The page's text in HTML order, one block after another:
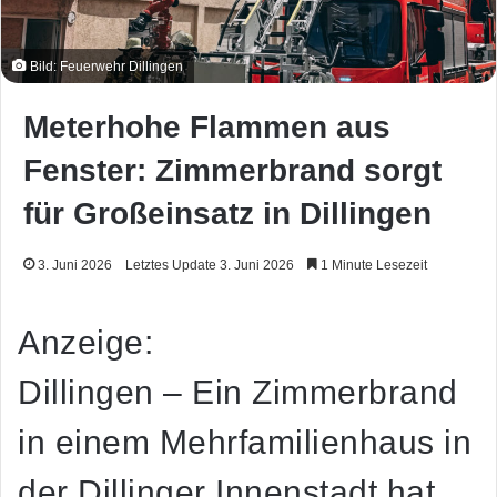
Bild: Feuerwehr Dillingen
Meterhohe Flammen aus
Fenster: Zimmerbrand sorgt
für Großeinsatz in Dillingen
3. Juni 2026 Letztes Update 3. Juni 2026 1 Minute Lesezeit
Anzeige:
Dillingen – Ein Zimmerbrand
in einem Mehrfamilienhaus in